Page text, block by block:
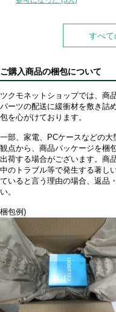
ただし、Wi-Fi のドライバー
Windows 11 の初期セットア
ーラーを呼び出して手動イン
また、個体差かもしれません
ど、
初心者にはトラブルシューテ
何度か Windows の入れ直し
しばらく様子見したいと思い
すべて
ご購入商品の梱包について
ツクモネットショップでは、商
パーツの配送に緩衝材を敷き詰
包を心がけております。
一部、家電、PCケースなどの
観点から、商品パッケージを梱
出荷する場合がございます。商
中のトラブル等で発生する著し
ていると言う理由の場合、返品
い。
梱包例)